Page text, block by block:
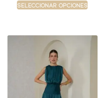
Seleccionar opciones